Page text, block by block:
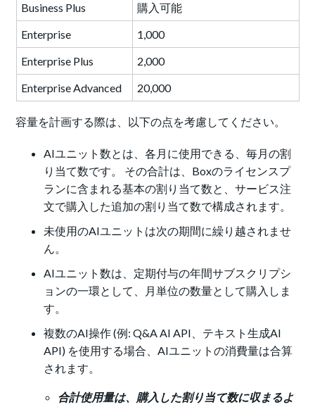
Business Plus
購入可能
Enterprise
1,000
Enterprise Plus
2,000
Enterprise Advanced
20,000
容量を計画する際は、以下の点を考慮してください。
AIユニット数とは、各月に使用できる、毎月の割
り当て数です。 その合計は、Boxのライセンスプ
ランに含まれる基本の割り当て数と、サービス注
文で購入した追加の割り当て数で構成されます。
未使用のAIユニットは次の期間に繰り越されませ
ん。
AIユニット数は、定期付与の年間サブスクリプシ
ョンの一環として、月単位の数量として購入しま
す。
複数のAI操作 (例: Q&A AI API、テキスト生成AI
API) を使用する場合、AIユニットの消費量は合算
されます。
合計使用量は、購入した割り当て数に収まるよ